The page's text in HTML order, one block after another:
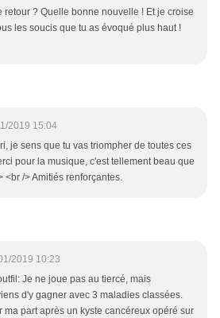
retour ? Quelle bonne nouvelle ! Et je croise
les soucis que tu as évoqué plus haut !
2019 15:04
je sens que tu vas triompher de toutes ces
pour la musique, c'est tellement beau que
<br /> Amitiés renforçantes.
2019 10:23
Je ne joue pas au tiercé, mais
d'y gagner avec 3 maladies classées.
ma part après un kyste cancéreux opéré sur